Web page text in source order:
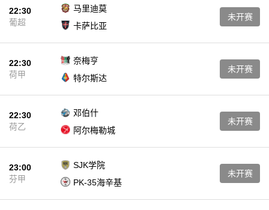
22:30
葡超
马里迪莫
卡萨比亚
未开赛
22:30
荷甲
奈梅亨
特尔斯达
未开赛
22:30
荷乙
邓伯什
阿尔梅勒城
未开赛
23:00
芬甲
SJK学院
PK-35海辛基
未开赛